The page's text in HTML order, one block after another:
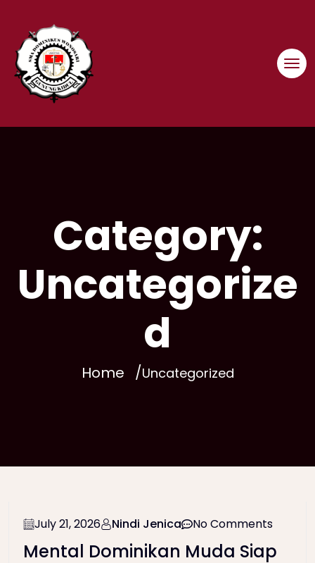
content
Category:
Uncategorize
d
Home Uncategorized
July 21, 2026 Nindi Jenica No Comments
Mental Dominikan Muda Siap